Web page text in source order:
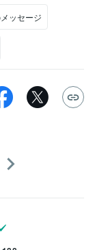
ッセージ